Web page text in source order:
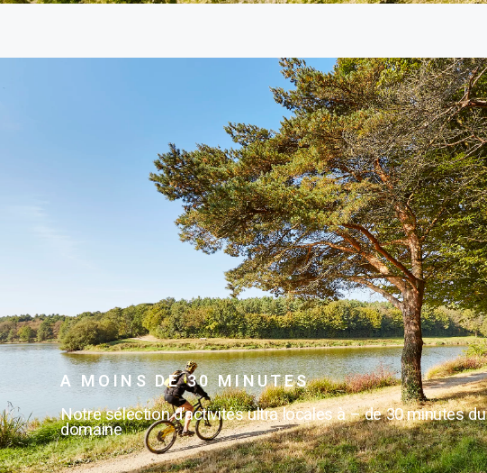
A MOINS DE 30 MINUTES
Notre sélection d’activités ultra locales à – de 30 minutes du
domaine